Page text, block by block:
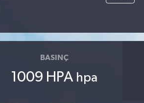
BASINÇ
1009 HPA hpa